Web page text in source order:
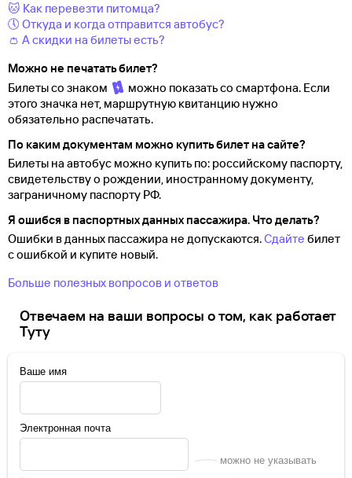
🐱 Как перевезти питомца?
🕔 Откуда и когда отправится автобус?
👛 А скидки на билеты есть?
Можно не печатать билет?
Билеты со знаком
можно показать со смартфона. Если
этого значка нет, маршрутную квитанцию нужно
обязательно распечатать.
По каким документам можно купить билет на сайте?
Билеты на автобус можно купить по: российскому паспорту,
свидетельству о рождении, иностранному документу,
заграничному паспорту РФ.
Я ошибся в паспортных данных пассажира. Что делать?
Ошибки в данных пассажира не допускаются.Сдайте билет
с ошибкой и купите новый.
Больше полезных вопросов и ответов
Отвечаем на ваши вопросы о том, как работает
Туту
Ваше имя
Электронная почта
можно не указывать